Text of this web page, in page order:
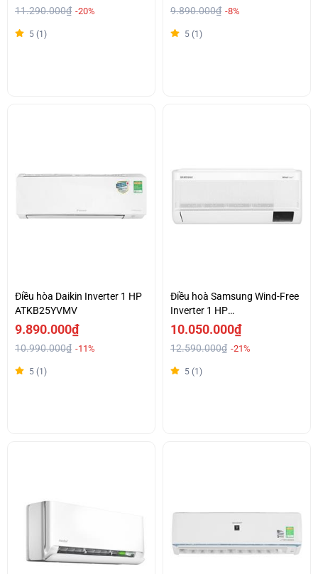
11.290.000₫ -20%
5 (1)
9.890.000₫ -8%
5 (1)
Điều hòa Daikin Inverter 1 HP
ATKB25YVMV
9.890.000₫
10.990.000₫ -11%
5 (1)
Điều hoà Samsung Wind-Free
Inverter 1 HP
AR10CYFAAWKNSV
10.050.000₫
12.590.000₫ -21%
5 (1)